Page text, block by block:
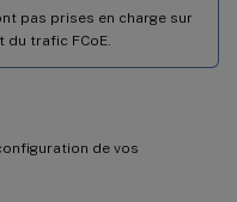
pas prises en charge sur
trafic FCoE.
de vos